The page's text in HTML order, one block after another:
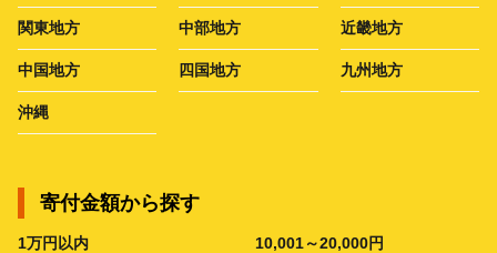
関東地方 中部地方 近畿地方
中国地方 四国地方 九州地方
沖縄
寄付金額から探す
1万円以内 10,001～20,000円